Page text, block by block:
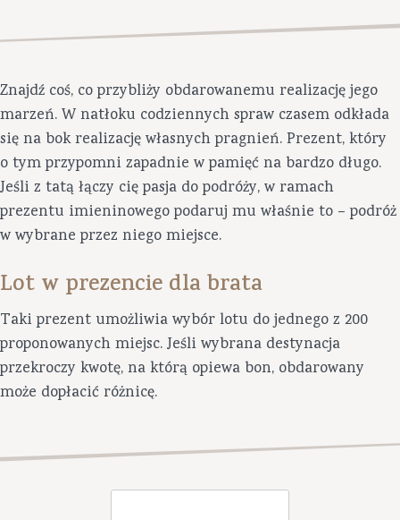
Znajdź coś, co przybliży obdarowanemu realizację jego
marzeń. W natłoku codziennych spraw czasem odkłada
się na bok realizację własnych pragnień. Prezent, który
o tym przypomni zapadnie w pamięć na bardzo długo.
Jeśli z tatą łączy cię pasja do podróży, w ramach
prezentu imieninowego podaruj mu właśnie to – podróż
w wybrane przez niego miejsce.
Lot w prezencie dla brata
Taki prezent umożliwia wybór lotu do jednego z 200
proponowanych miejsc. Jeśli wybrana destynacja
przekroczy kwotę, na którą opiewa bon, obdarowany
może dopłacić różnicę.